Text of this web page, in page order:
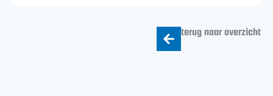
terug naar overzicht